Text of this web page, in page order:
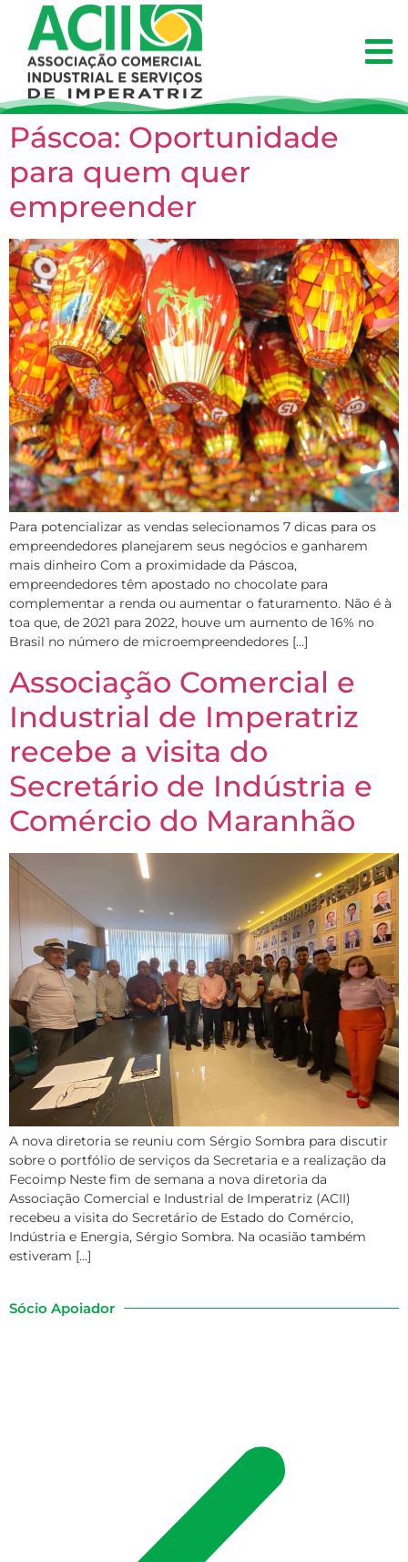
Páscoa: Oportunidade
para quem quer
empreender
Para potencializar as vendas selecionamos 7 dicas para os
empreendedores planejarem seus negócios e ganharem
mais dinheiro Com a proximidade da Páscoa,
empreendedores têm apostado no chocolate para
complementar a renda ou aumentar o faturamento. Não é à
toa que, de 2021 para 2022, houve um aumento de 16% no
Brasil no número de microempreendedores […]
Associação Comercial e
Industrial de Imperatriz
recebe a visita do
Secretário de Indústria e
Comércio do Maranhão
A nova diretoria se reuniu com Sérgio Sombra para discutir
sobre o portfólio de serviços da Secretaria e a realização da
Fecoimp Neste fim de semana a nova diretoria da
Associação Comercial e Industrial de Imperatriz (ACII)
recebeu a visita do Secretário de Estado do Comércio,
Indústria e Energia, Sérgio Sombra. Na ocasião também
estiveram […]
Sócio Apoiador